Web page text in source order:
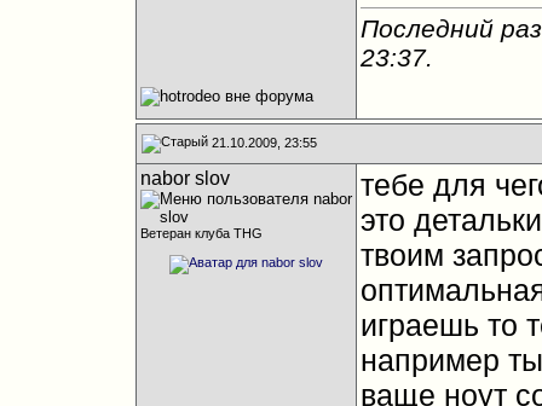
Последний
23:37.
21.10.2009, 23:55
nabor slov
Ветеран клуба THG
тебе для
это
твоим
играешь то
например
ваще ноут